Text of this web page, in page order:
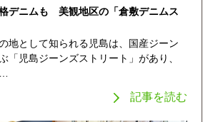
デニムも 美観地区の「倉敷デニムス
地として知られる児島は、国産ジーン
「児島ジーンズストリート」があり、
記事を読む